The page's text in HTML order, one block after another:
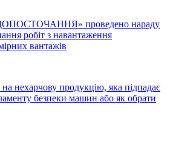
проведено нараду
робіт з навантаження
вантажів
нехарчову продукцію, яка підпадає
безпеки машин або як обрати